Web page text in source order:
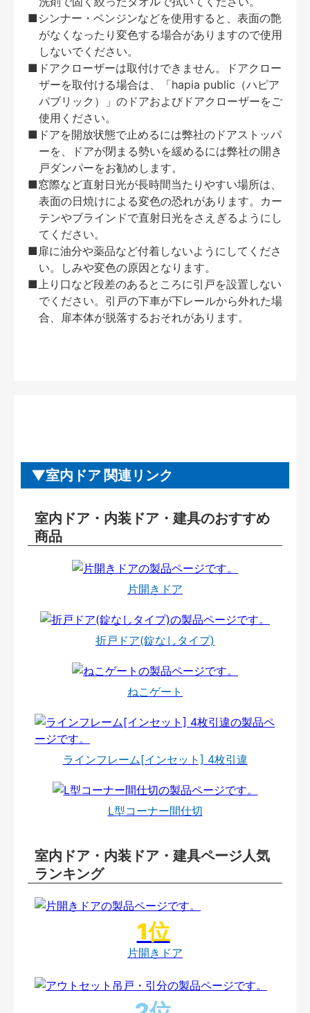
■シンナー・ベンジンなどを使用すると、表面の艶
がなくなったり変色する場合がありますので使用
しないでください。
■ドアクローザーは取付けできません。ドアクロー
ザーを取付ける場合は、「hapia public（ハピア
パブリック）」のドアおよびドアクローザーをご
使用ください。
■ドアを開放状態で止めるには弊社のドアストッパ
ーを、ドアが閉まる勢いを緩めるには弊社の開き
戸ダンパーをお勧めします。
■窓際など直射日光が長時間当たりやすい場所は、
表面の日焼けによる変色の恐れがあります。カー
テンやブラインドで直射日光をさえぎるようにし
てください。
■扉に油分や薬品など付着しないようにしてくださ
い。しみや変色の原因となります。
■上り口など段差のあるところに引戸を設置しない
でください。引戸の下車が下レールから外れた場
合、扉本体が脱落するおそれがあります。
室内ドア 関連リンク
室内ドア・内装ドア・建具のおすすめ
商品
片開きドア
折戸ドア(錠なしタイプ)
ねこゲート
ラインフレーム[インセット] 4枚引違
L型コーナー間仕切
室内ドア・内装ドア・建具ページ人気
ランキング
片開きドア